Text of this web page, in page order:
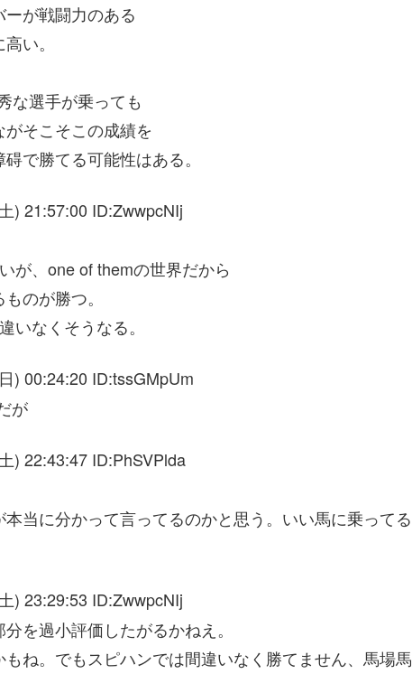
が戦闘力のある
い。
な選手が乗っても
そこそこの成績を
で勝てる可能性はある。
) 21:57:00 ID:ZwwpcNIj
が、one of themの世界だから
のが勝つ。
いなくそうなる。
) 00:24:20 ID:tssGMpUm
が
) 22:43:47 ID:PhSVPlda
当に分かって言ってるのかと思う。いい馬に乗ってる
) 23:29:53 ID:ZwwpcNIj
を過小評価したがるかねえ。
ね。でもスピハンでは間違いなく勝てません、馬場馬